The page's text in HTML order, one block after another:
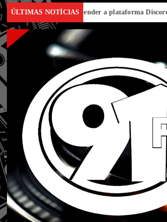
ÚLTIMAS NOTÍCIAS
quer suspender a plataforma Discord no Brasil